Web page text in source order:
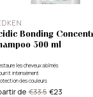
Bonding
300 ml
les cheveux abîmés
intensément
des couleurs
de €33.5 €23